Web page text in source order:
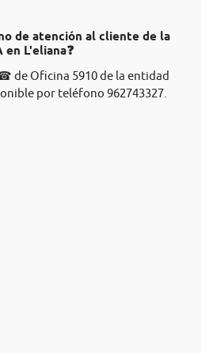
de atención al cliente de la
L'eliana❓
de Oficina 5910 de la entidad
por teléfono 962743327.